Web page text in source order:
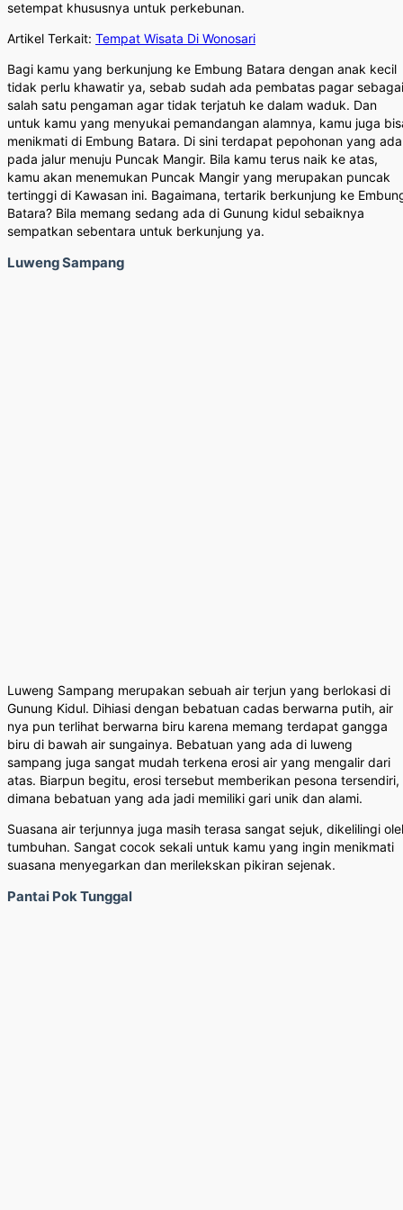
setempat khususnya untuk perkebunan.
Artikel Terkait: Tempat Wisata Di Wonosari
Bagi kamu yang berkunjung ke Embung Batara dengan anak kecil
tidak perlu khawatir ya, sebab sudah ada pembatas pagar sebagai
salah satu pengaman agar tidak terjatuh ke dalam waduk. Dan
untuk kamu yang menyukai pemandangan alamnya, kamu juga
menikmati di Embung Batara. Di sini terdapat pepohonan yang ada
pada jalur menuju Puncak Mangir. Bila kamu terus naik ke atas,
kamu akan menemukan Puncak Mangir yang merupakan puncak
tertinggi di Kawasan ini. Bagaimana, tertarik berkunjung ke
Batara? Bila memang sedang ada di Gunung kidul sebaiknya
sempatkan sebentara untuk berkunjung ya.
Luweng Sampang
Luweng Sampang merupakan sebuah air terjun yang berlokasi di
Gunung Kidul. Dihiasi dengan bebatuan cadas berwarna putih, air
nya pun terlihat berwarna biru karena memang terdapat gangga
biru di bawah air sungainya. Bebatuan yang ada di luweng
sampang juga sangat mudah terkena erosi air yang mengalir dari
atas. Biarpun begitu, erosi tersebut memberikan pesona tersendiri,
dimana bebatuan yang ada jadi memiliki gari unik dan alami.
Suasana air terjunnya juga masih terasa sangat sejuk, dikelilingi
tumbuhan. Sangat cocok sekali untuk kamu yang ingin menikmati
suasana menyegarkan dan merilekskan pikiran sejenak.
Pantai Pok Tunggal